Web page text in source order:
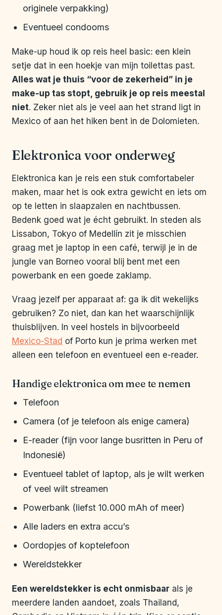
originele verpakking)
Eventueel condooms
Make-up houd ik op reis heel basic: een klein
setje dat in een hoekje van mijn toilettas past.
Alles wat je thuis “voor de zekerheid” in je
make-up tas stopt, gebruik je op reis meestal
niet. Zeker niet als je veel aan het strand ligt in
Mexico of aan het hiken bent in de Dolomieten.
Elektronica voor onderweg
Elektronica kan je reis een stuk comfortabeler
maken, maar het is ook extra gewicht en iets om
op te letten in slaapzalen en nachtbussen.
Bedenk goed wat je écht gebruikt. In steden als
Lissabon, Tokyo of Medellín zit je misschien
graag met je laptop in een café, terwijl je in de
jungle van Borneo vooral blij bent met een
powerbank en een goede zaklamp.
Vraag jezelf per apparaat af: ga ik dit wekelijks
gebruiken? Zo niet, dan kan het waarschijnlijk
thuisblijven. In veel hostels in bijvoorbeeld
Mexico-Stad of Porto kun je prima werken met
alleen een telefoon en eventueel een e-reader.
Handige elektronica om mee te nemen
Telefoon
Camera (of je telefoon als enige camera)
E-reader (fijn voor lange busritten in Peru of
Indonesië)
Eventueel tablet of laptop, als je wilt werken
of veel wilt streamen
Powerbank (liefst 10.000 mAh of meer)
Alle laders en extra accu’s
Oordopjes of koptelefoon
Wereldstekker
Een wereldstekker is echt onmisbaar als je
meerdere landen aandoet, zoals Thailand,